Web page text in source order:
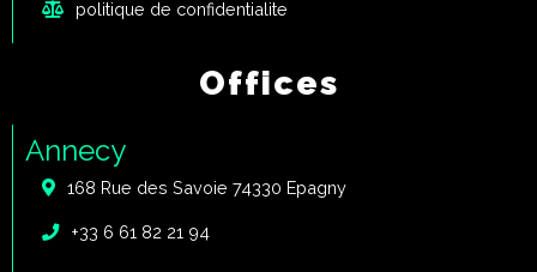
politique de confidentialite
Offices
Annecy
168 Rue des Savoie 74330 Epagny
+33 6 61 82 21 94